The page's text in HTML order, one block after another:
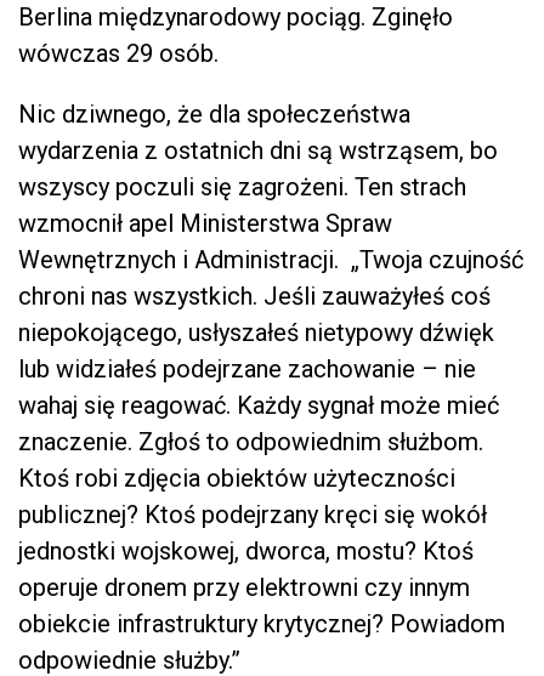
Berlina międzynarodowy pociąg. Zginęło
wówczas 29 osób.
Nic dziwnego, że dla społeczeństwa
wydarzenia z ostatnich dni są wstrząsem, bo
wszyscy poczuli się zagrożeni. Ten strach
wzmocnił apel Ministerstwa Spraw
Wewnętrznych i Administracji. „Twoja czujność
chroni nas wszystkich. Jeśli zauważyłeś coś
niepokojącego, usłyszałeś nietypowy dźwięk
lub widziałeś podejrzane zachowanie – nie
wahaj się reagować. Każdy sygnał może mieć
znaczenie. Zgłoś to odpowiednim służbom.
Ktoś robi zdjęcia obiektów użyteczności
publicznej? Ktoś podejrzany kręci się wokół
jednostki wojskowej, dworca, mostu? Ktoś
operuje dronem przy elektrowni czy innym
obiekcie infrastruktury krytycznej? Powiadom
odpowiednie służby.”